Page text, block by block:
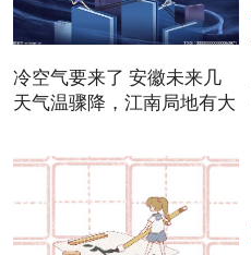
冷空气要来了 安徽未来几
天气温骤降，江南局地有大